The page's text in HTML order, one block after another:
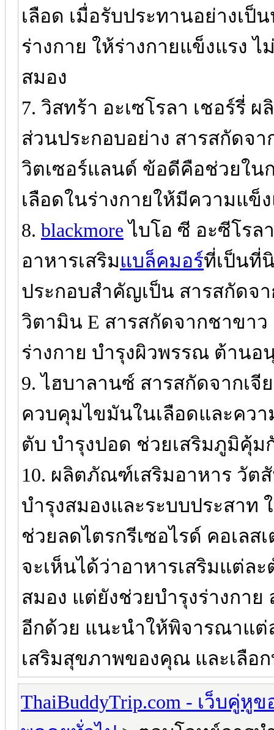
เลือด เมื่อรับประทานอย่างเ
ร่างกาย ให้ร่างกายแข็งแรง
สมอง
7. วิสทร้า อะเซโรลา เชอร์รี่
ส่วนประกอบอย่าง สารสกัดจา
วิตเซอร์แลนด์ ข้อดีคือช่วยใน
เลือดในร่างกายให้มีความแข็
8. blackmore ไบโอ ซี อะซีโร
อาหารเสริมแบล็คมอร์ที่เป็นที่
ประกอบสำคัญเป็น สารสกัดจ
วิตามิน E สารสกัดจากชาขา
ร่างกาย บำรุงผิวพรรณ ต้านอ
9. ไฮบาลานซ์ สารสกัดจากเ
ควบคุมไขมันในเลือดและคว
ตับ บำรุงปอด ช่วยเสริมภูมิคุ้ม
10. ผลิตภัณฑ์เสริมอาหาร วั
บำรุงสมองและระบบประสาท
ช่วยลดไตรกรีเซอไรด์ คอเลส
จะเห็นได้ว่าอาหารเสริมแต่ล
สมอง แต่ยังช่วยบำรุงร่างกาย
อีกด้วย แนะนำให้พิจารณาแต่
เสริมสุขภาพของคุณ และเลือ
ThaiBuddyTrip.com - เว็บคู่หู